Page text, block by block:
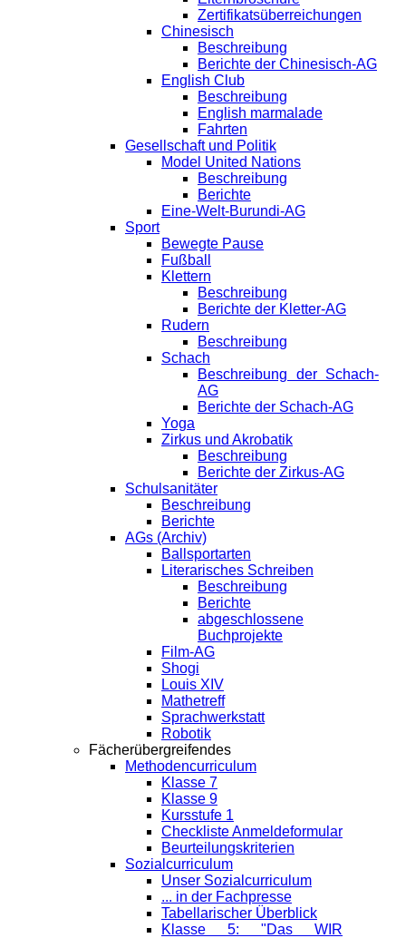
Zertifikatsüberreichungen
Chinesisch
Beschreibung
Berichte der Chinesisch-AG
English Club
Beschreibung
English marmalade
Fahrten
Gesellschaft und Politik
Model United Nations
Beschreibung
Berichte
Eine-Welt-Burundi-AG
Sport
Bewegte Pause
Fußball
Klettern
Beschreibung
Berichte der Kletter-AG
Rudern
Beschreibung
Schach
Beschreibung der Schach-
AG
Berichte der Schach-AG
Yoga
Zirkus und Akrobatik
Beschreibung
Berichte der Zirkus-AG
Schulsanitäter
Beschreibung
Berichte
AGs (Archiv)
Ballsportarten
Literarisches Schreiben
Beschreibung
Berichte
abgeschlossene
Buchprojekte
Film-AG
Shogi
Louis XIV
Mathetreff
Sprachwerkstatt
Robotik
Fächerübergreifendes
Methodencurriculum
Klasse 7
Klasse 9
Kursstufe 1
Checkliste Anmeldeformular
Beurteilungskriterien
Sozialcurriculum
Unser Sozialcurriculum
... in der Fachpresse
Tabellarischer Überblick
Klasse 5: "Das WIR